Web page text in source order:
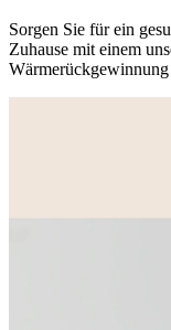
Sorgen Sie für ein
Zuhause mit einem